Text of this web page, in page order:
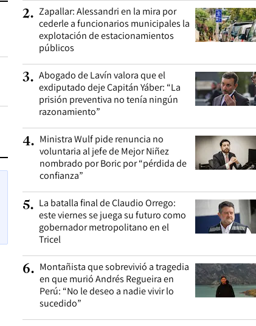
2. Zapallar: Alessandri en la mira por
cederle a funcionarios municipales la
explotación de estacionamientos
públicos
3. Abogado de Lavín valora que el
exdiputado deje Capitán Yáber: “La
prisión preventiva no tenía ningún
razonamiento”
4. Ministra Wulf pide renuncia no
voluntaria al jefe de Mejor Niñez
nombrado por Boric por “pérdida de
confianza”
5. La batalla final de Claudio Orrego:
este viernes se juega su futuro como
gobernador metropolitano en el
Tricel
6. Montañista que sobrevivió a tragedia
en que murió Andrés Regueira en
Perú: “No le deseo a nadie vivir lo
sucedido”